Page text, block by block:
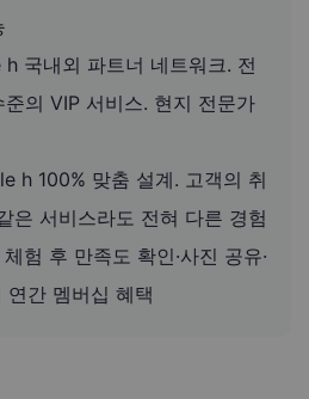
국내외 파트너 네트워크. 전
의 VIP 서비스. 현지 전문가
h 100% 맞춤 설계. 고객의 취
은 서비스라도 전혀 다른 경험
험 후 만족도 확인·사진 공유·
연간 멤버십 혜택